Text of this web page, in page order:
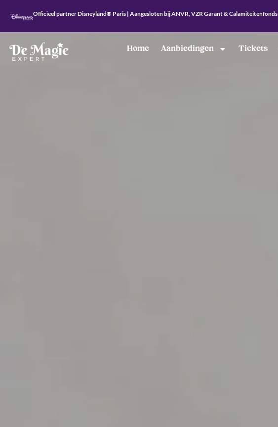
Officieel partner Disneyland® Paris | Aangesloten bij ANVR, VZR Garant & Calamiteitenfonds
Home Aanbiedingen Tickets